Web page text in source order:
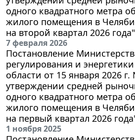
одного квадратного метра
жилого помещения в
на второй квартал 2026 года"
7 февраля 2026
Постановление
регулирования и
области от 15 января 2026
утверждении средней
одного квадратного метра
жилого помещения в
на первый квартал 2026
1 ноября 2025